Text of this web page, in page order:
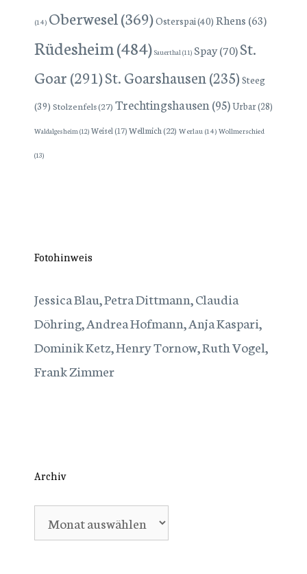
(14) Oberwesel(369)Osterspai(40) Rhens (63)
Rüdesheim(484) Sauerthal (11) Spay(70)St.
Goar(291)St. Goarshausen (235) Steeg
(39) Stolzenfels(27) Trechtingshausen (95)Urbar(28)
Waldalgesheim (12) Weisel (17)Wellmich (22) Werlau (14) Wollmerschied
(13)
Fotohinweis
Jessica Blau, Petra Dittmann, Claudia
Döhring, Andrea Hofmann, Anja Kaspari,
Dominik Ketz, Henry Tornow, Ruth Vogel,
Frank Zimmer
Archiv
Archiv